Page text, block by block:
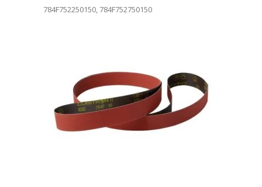
784F752250150, 784F752750150